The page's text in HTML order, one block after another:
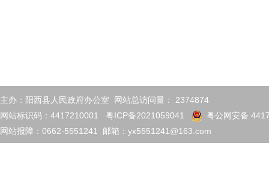
主办：阳西县人民政府办公室 网站总访问量： 2374874
网站标识码：4417210001 粤ICP备2021059041
粤公网安备
网站报障：0662-5551241 邮箱：yx5551241@163.com